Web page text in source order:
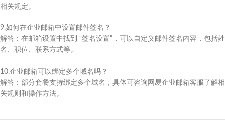
相关规定。​
9.如何在企业邮箱中设置邮件签名？​
解答：在邮箱设置中找到 “签名设置”，可以自定义邮件签名内容，包括姓
名、职位、联系方式等。
10.企业邮箱可以绑定多个域名吗？​
解答：部分套餐支持绑定多个域名，具体可咨询网易企业邮箱客服了解相
关规则和操作方法。